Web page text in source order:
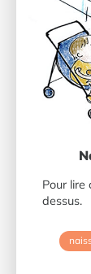
Pour lire
dessus.